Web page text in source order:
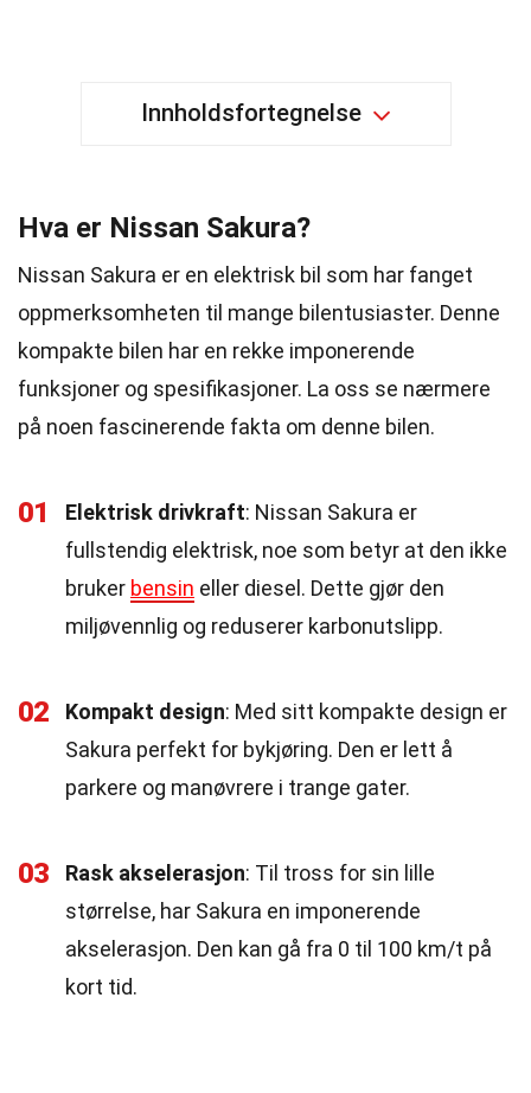
Innholdsfortegnelse
Hva er Nissan Sakura?
Nissan Sakura er en elektrisk bil som har fanget
oppmerksomheten til mange bilentusiaster. Denne
kompakte bilen har en rekke imponerende
funksjoner og spesifikasjoner. La oss se nærmere
på noen fascinerende fakta om denne bilen.
01 Elektrisk drivkraft: Nissan Sakura er
fullstendig elektrisk, noe som betyr at den ikke
bruker bensin eller diesel. Dette gjør den
miljøvennlig og reduserer karbonutslipp.
02 Kompakt design: Med sitt kompakte design er
Sakura perfekt for bykjøring. Den er lett å
parkere og manøvrere i trange gater.
03 Rask akselerasjon: Til tross for sin lille
størrelse, har Sakura en imponerende
akselerasjon. Den kan gå fra 0 til 100 km/t på
kort tid.